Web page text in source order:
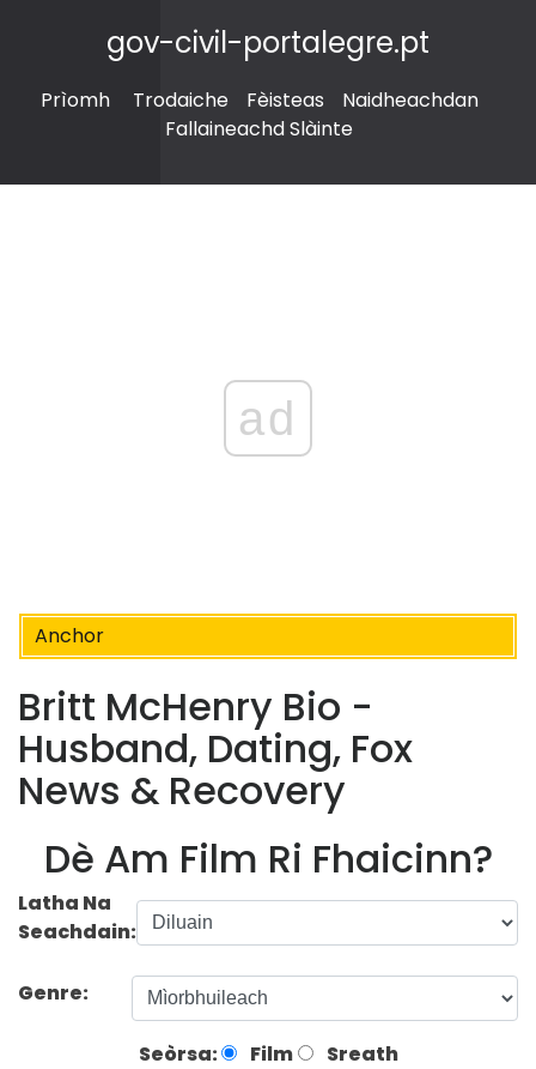
gov-civil-portalegre.pt
Prìomh Trodaiche Fèisteas
Naidheachdan
Fallaineachd Slàinte
ad
Anchor
Britt McHenry Bio -
Husband, Dating, Fox
News & Recovery
Dè Am Film Ri Fhaicinn?
Latha Na
Seachdain:
Genre:
Seòrsa: Film Sreath